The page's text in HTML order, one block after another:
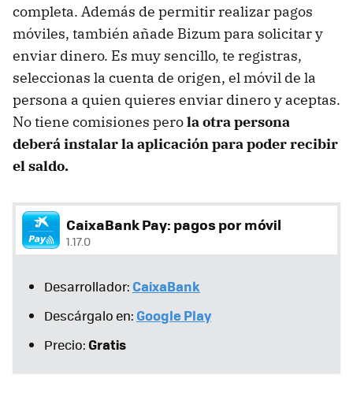
completa. Además de permitir realizar pagos
móviles, también añade Bizum para solicitar y
enviar dinero. Es muy sencillo, te registras,
seleccionas la cuenta de origen, el móvil de la
persona a quien quieres enviar dinero y aceptas.
No tiene comisiones perola otra persona
deberá instalar la aplicación para poder recibir
el saldo.
CaixaBank Pay: pagos por móvil
1.17.0
Desarrollador: CaixaBank
Descárgalo en: Google Play
Precio:Gratis